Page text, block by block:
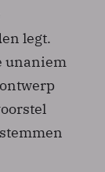
legt.
unaniem